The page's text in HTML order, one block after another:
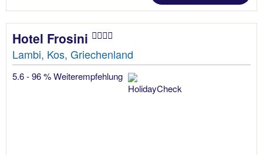
Hotel Frosini
Lambi, Kos, Griechenland
5.6 - 96 % Weiterempfehlung